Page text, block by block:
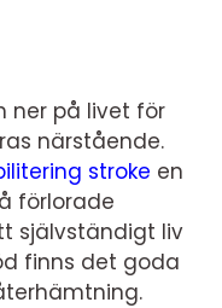
ner på livet för
närstående.
stroke en
förlorade
självständigt liv
finns det goda